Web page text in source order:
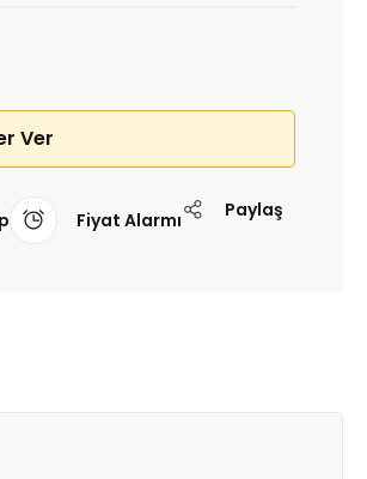
Ver
Fiyat Alarmı Paylaş